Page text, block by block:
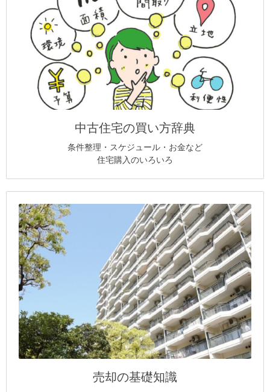
中古住宅の買い方辞典
条件整理・スケジュール・お金など
住宅購入のいろいろ
売却の基礎知識